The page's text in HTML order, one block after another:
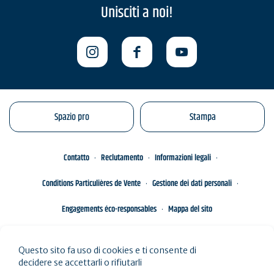
Unisciti a noi!
Spazio pro Stampa
Contatto Reclutamento
Informazioni legali
Conditions Particulières de Vente
Gestione dei dati personali
Engagements éco-responsables
Mappa del sito
Questo sito fa uso di cookies e ti consente di
decidere se accettarli o rifiutarli